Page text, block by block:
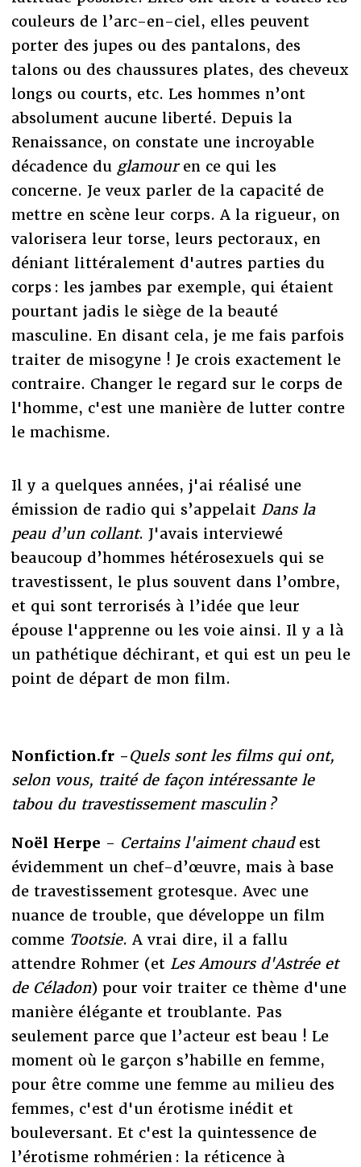
couleurs de l’arc-en-ciel, elles peuvent
porter des jupes ou des pantalons, des
talons ou des chaussures plates, des cheveux
longs ou courts, etc. Les hommes n’ont
absolument aucune liberté. Depuis la
Renaissance, on constate une incroyable
décadence du glamouren ce qui les
concerne. Je veux parler de la capacité de
mettre en scène leur corps. A la rigueur, on
valorisera leur torse, leurs pectoraux, en
déniant littéralement d'autres parties du
corps : les jambes par exemple, qui étaient
pourtant jadis le siège de la beauté
masculine. En disant cela, je me fais parfois
traiter de misogyne ! Je crois exactement le
contraire. Changer le regard sur le corps de
l'homme, c'est une manière de lutter contre
le machisme.
Il y a quelques années, j'ai réalisé une
émission de radio qui s’appelait Dans la
peau d’un collant. J'avais interviewé
beaucoup d’hommes hétérosexuels qui se
travestissent, le plus souvent dans l’ombre,
et qui sont terrorisés à l’idée que leur
épouse l'apprenne ou les voie ainsi. Il y a là
un pathétique déchirant, et qui est un peu le
point de départ de mon film.
Nonfiction.fr -Quels sont les films qui ont,
selon vous, traité de façon intéressante le
tabou du travestissement masculin ?
Noël Herpe - Certains l'aiment chaudest
évidemment un chef-d’œuvre, mais à base
de travestissement grotesque. Avec une
nuance de trouble, que développe un film
comme Tootsie. A vrai dire, il a fallu
attendre Rohmer (et Les Amours d'Astrée et
de Céladon) pour voir traiter ce thème d'une
manière élégante et troublante. Pas
seulement parce que l’acteur est beau ! Le
moment où le garçon s’habille en femme,
pour être comme une femme au milieu des
femmes, c'est d'un érotisme inédit et
bouleversant. Et c'est la quintessence de
l’érotisme rohmérien : la réticence à